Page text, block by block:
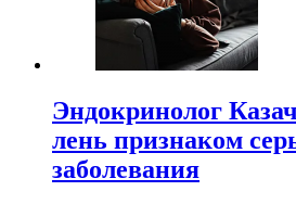
Эндокринолог
лень признаком
заболевания